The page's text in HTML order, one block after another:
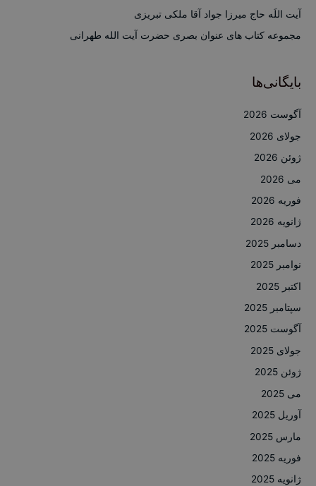
آیت اللَه حاج میرزا جواد آقا ملکی تبریزی
مجموعه کتاب های عنوان بصری حضرت آیت الله طهرانی
بایگانی‌ها
آگوست 2026
جولای 2026
ژوئن 2026
می 2026
فوریه 2026
ژانویه 2026
دسامبر 2025
نوامبر 2025
اکتبر 2025
سپتامبر 2025
آگوست 2025
جولای 2025
ژوئن 2025
می 2025
آوریل 2025
مارس 2025
فوریه 2025
ژانویه 2025